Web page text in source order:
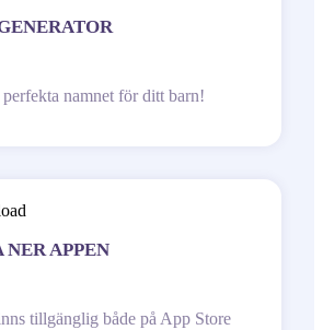
namnet för ditt barn!
NER APPEN
tillgänglig både på App Store